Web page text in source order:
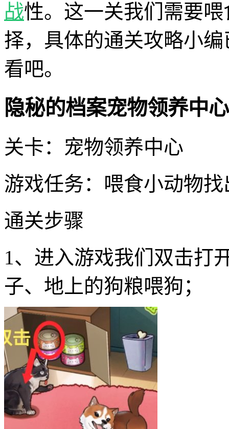
战性。这一关我们需要喂
择，具体的通关攻略小
看吧。
隐秘的档案宠物领养中
关卡：宠物领养中心
游戏任务：喂食小动物
通关步骤
1、进入游戏我们双击打
子、地上的狗粮喂狗；